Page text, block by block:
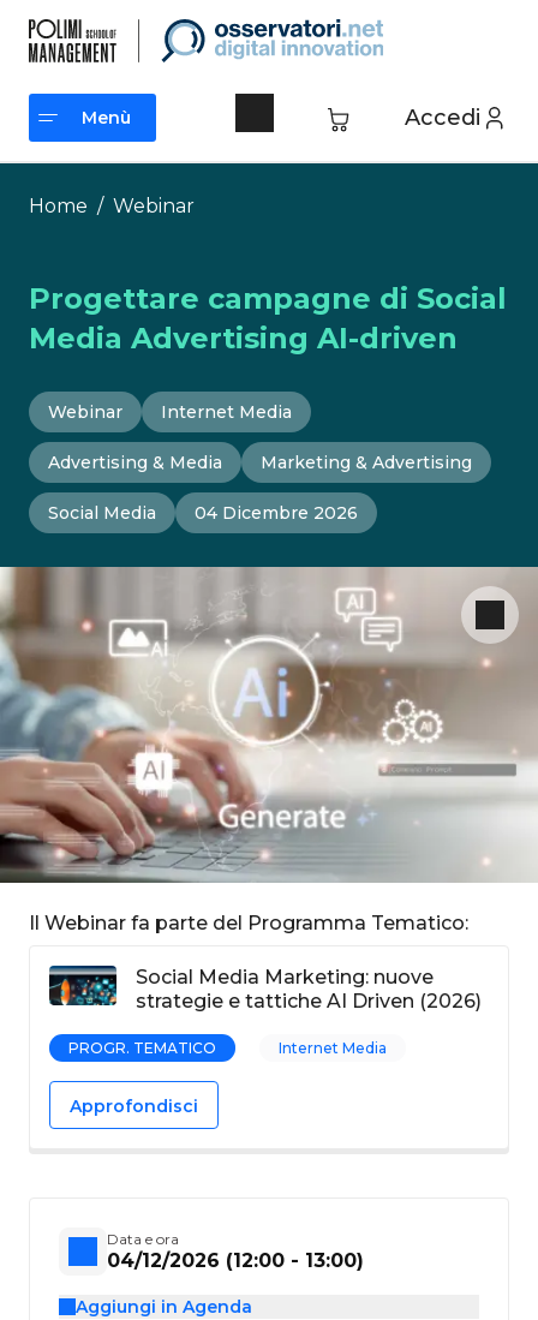
contenuto
Accedi
Menù
Menù
Home / Webinar
Progettare campagne di Social
Media Advertising AI-driven
Webinar Internet Media
Advertising & Media Marketing & Advertising
Social Media 04 Dicembre 2026
Il Webinar fa parte del Programma Tematico:
Social Media Marketing: nuove
strategie e tattiche AI Driven (2026)
PROGR. TEMATICO Internet Media
Approfondisci
Data e ora
04/12/2026 (12:00 - 13:00)
Aggiungi in Agenda